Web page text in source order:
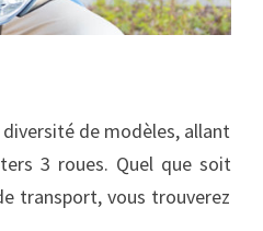
de modèles, allant
3 roues. Quel que soit
transport, vous trouverez